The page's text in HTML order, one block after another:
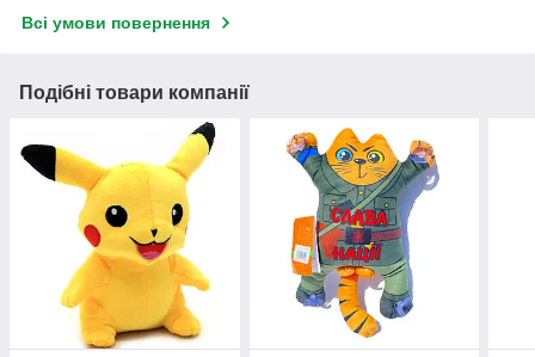
Всі умови повернення
Подібні товари компанії